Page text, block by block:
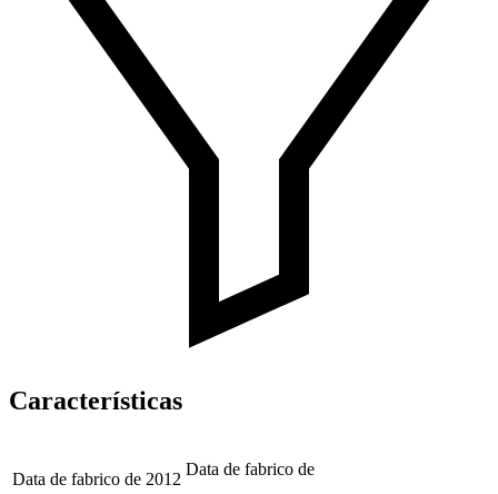
Características
Data de fabrico de 2012
Data de fabrico de